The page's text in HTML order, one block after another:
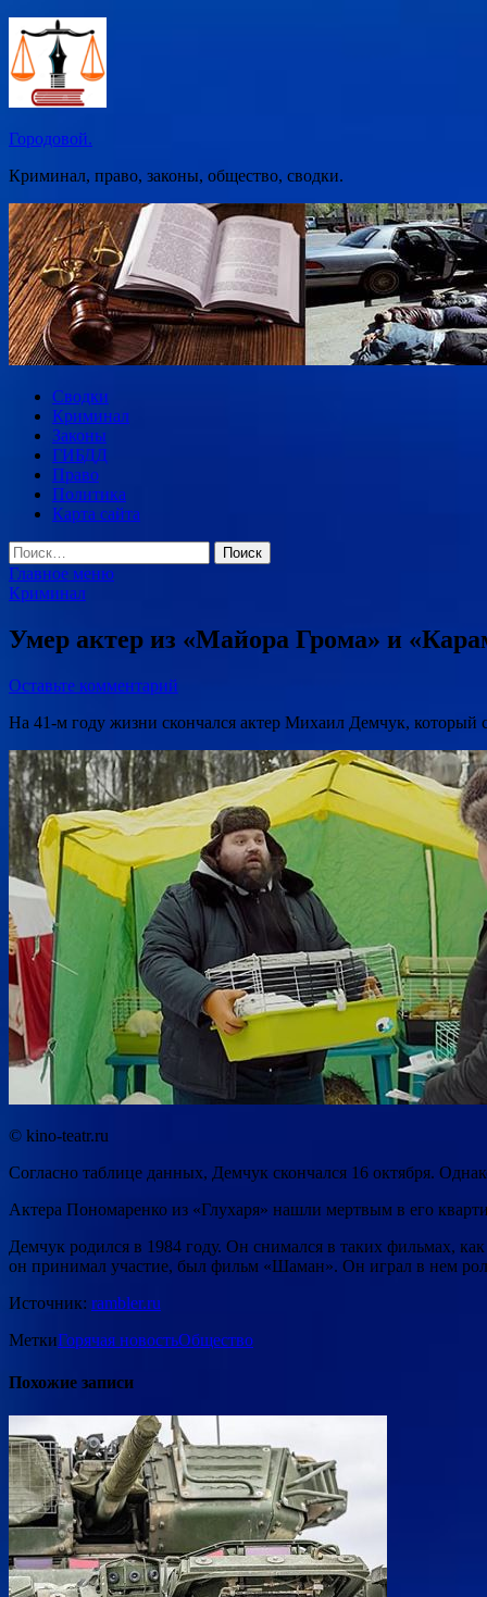
Перейти
содержимому
Городовой.
Криминал, право, законы, общество, сводки.
Сводки
Криминал
Законы
ГИБДД
Право
Политика
Карта сайта
Найти:
Главное меню
Криминал
Умер актер из «Майора Грома» и
Оставьте комментарий
На 41-м году жизни скончался актер Михаил Демчук, который
© kino-teatr.ru
Согласно таблице данных, Демчук скончался 16 октября.
Актера Пономаренко из «Глухаря» нашли мертвым в его
Демчук родился в 1984 году. Он снимался в таких фильмах,
он принимал участие, был фильм «Шаман». Он играл в нем
Источник: rambler.ru
МеткиГорячая новостьОбщество
Похожие записи